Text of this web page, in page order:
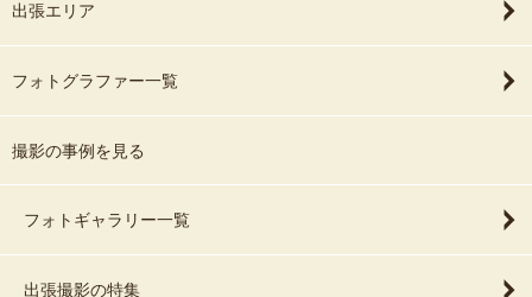
出張エリア
フォトグラファー一覧
撮影の事例を見る
フォトギャラリー一覧
出張撮影の特集